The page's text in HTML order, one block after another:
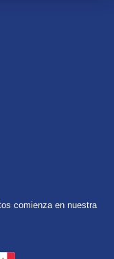
comienza en nuestra